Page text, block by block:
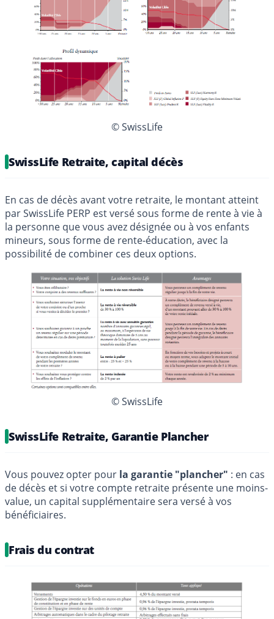
© SwissLife
SwissLife Retraite, capital décès
En cas de décès avant votre retraite, le montant atteint
par SwissLife PERP est versé sous forme de rente à vie à
la personne que vous avez désignée ou à vos enfants
mineurs, sous forme de rente-éducation, avec la
possibilité de combiner ces deux options.
© SwissLife
SwissLife Retraite, Garantie Plancher
Vous pouvez opter pour la garantie "plancher" : en cas
de décès et si votre compte retraite présente une moins-
value, un capital supplémentaire sera versé à vos
bénéficiaires.
Frais du contrat